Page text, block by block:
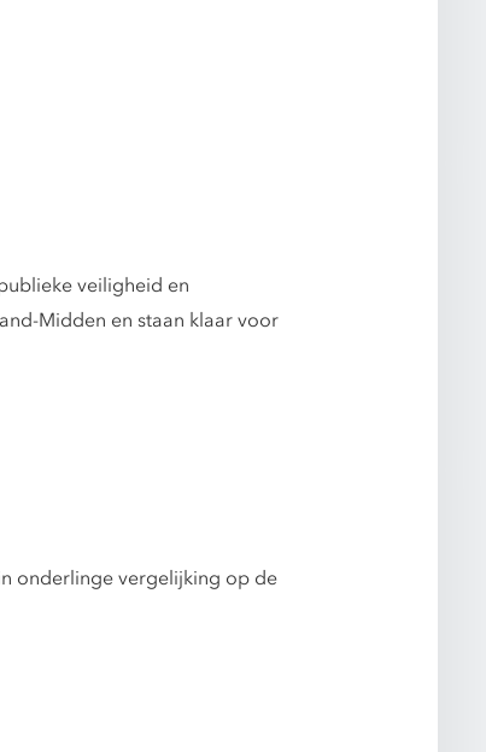
veiligheid en
Midden en staan klaar voor
onderlinge vergelijking op de